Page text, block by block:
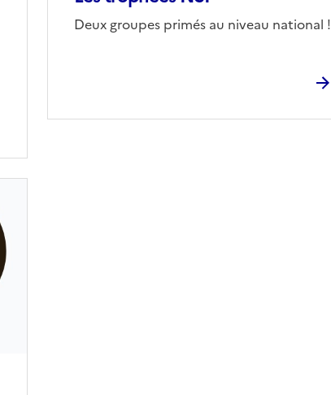
Corps
Deux groupes primés au niveau national !